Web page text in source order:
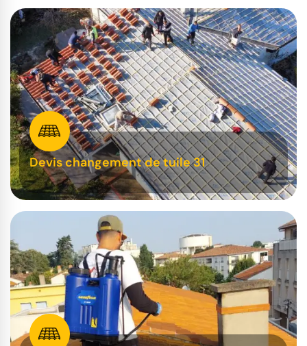
Devis changement de tuile 31